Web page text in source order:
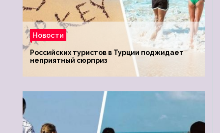
Новости
Российских туристов в Турции поджидает
неприятный сюрприз